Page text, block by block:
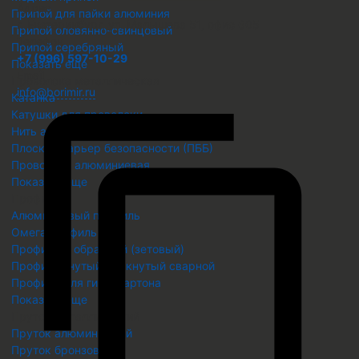
Припой для пайки алюминия
Припой оловянно-свинцовый
Припой серебряный
Показать еще
Катанка
Катушки для проволоки
Нить акл, аскл в бухтах
Плоский барьер безопасности (ПББ)
Проволока алюминиевая
Показать еще
Алюминиевый профиль
Омега профиль ОП
Профиль Z образный (зетовый)
Профиль гнутый замкнутый сварной
Профиль для гипсокартона
Показать еще
Пруток алюминиевый
Пруток бронзовый
Адрес
г. Екатеринбург, ул. Малышева 51, офис 605
Телефон
+7 (996) 597-10-29
info@borimir.ru